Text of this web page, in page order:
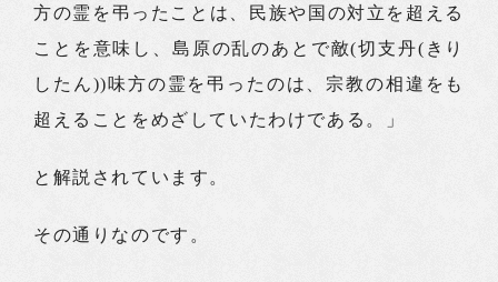
方の霊を弔ったことは、民族や国の対立を超える
ことを意味し、島原の乱のあとで敵(切支丹(きり
したん))味方の霊を弔ったのは、宗教の相違をも
超えることをめざしていたわけである。」
と解説されています。
その通りなのです。